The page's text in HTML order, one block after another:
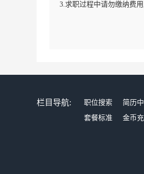
3.求职过程中请勿缴纳费
栏目导航: 职位搜索 简历
套餐标准
金币